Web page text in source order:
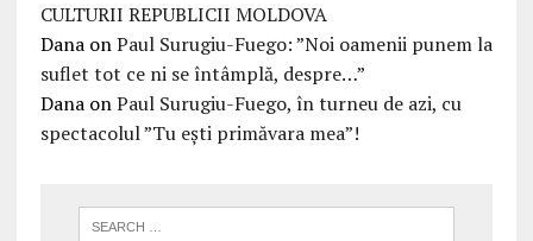
CULTURII REPUBLICII MOLDOVA
DanaonPaul Surugiu-Fuego: ”Noi oamenii punem la
suflet tot ce ni se întâmplă, despre…”
DanaonPaul Surugiu-Fuego, în turneu de azi, cu
spectacolul ”Tu ești primăvara mea”!